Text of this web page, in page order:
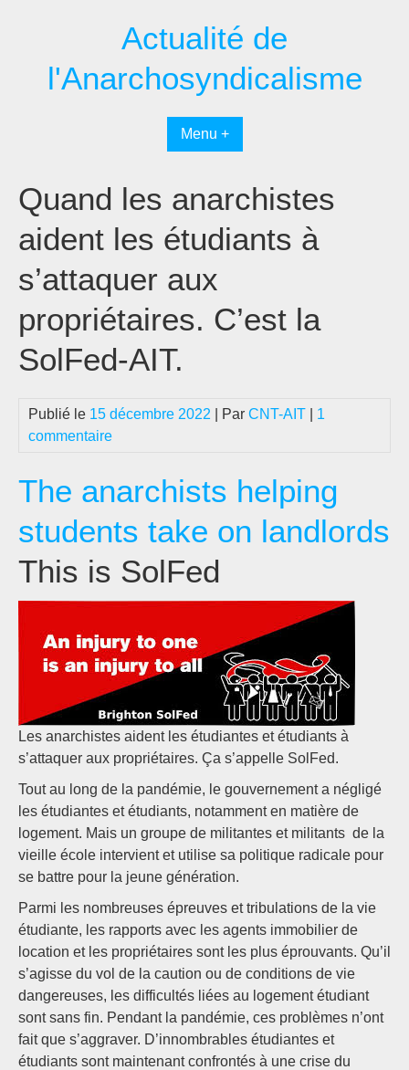
Actualité de
l'Anarchosyndicalisme
Menu +
Quand les anarchistes
aident les étudiants à
s’attaquer aux
propriétaires. C’est la
SolFed-AIT.
Publié le 15 décembre 2022 | Par CNT-AIT
1
commentaire
The anarchists helping
students take on landlords
This is SolFed
Les anarchistes aident les étudiantes et étudiants à
s’attaquer aux propriétaires. Ça s’appelle SolFed.
Tout au long de la pandémie, le gouvernement a négligé
les étudiantes et étudiants, notamment en matière de
logement. Mais un groupe de militantes et militants de la
vieille école intervient et utilise sa politique radicale pour
se battre pour la jeune génération.
Parmi les nombreuses épreuves et tribulations de la vie
étudiante, les rapports avec les agents immobilier de
location et les propriétaires sont les plus éprouvants. Qu’il
s’agisse du vol de la caution ou de conditions de vie
dangereuses, les difficultés liées au logement étudiant
sont sans fin. Pendant la pandémie, ces problèmes n’ont
fait que s’aggraver. D’innombrables étudiantes et
étudiants sont maintenant confrontés à une crise du